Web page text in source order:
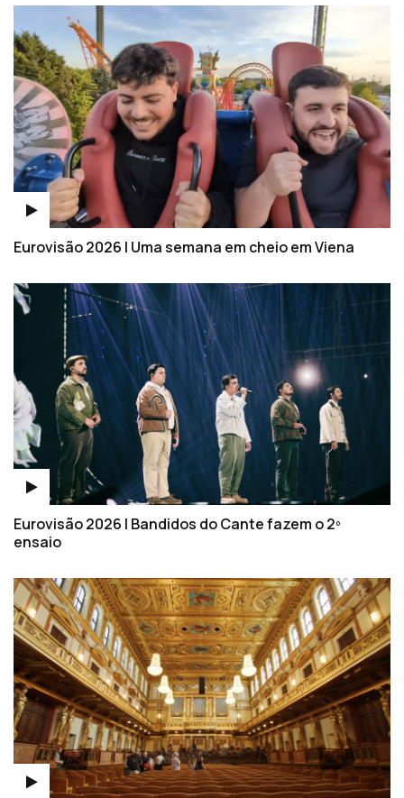
Eurovisão 2026 | Uma semana em cheio em Viena
Eurovisão 2026 | Bandidos do Cante fazem o 2º
ensaio